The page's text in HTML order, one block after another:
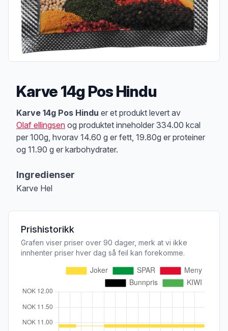
Karve 14g Pos Hindu
Produktbeskrivelse
Karve 14g Pos Hindu er et produkt levert av
Olaf ellingsen og produktet inneholder 334.00 kcal
per 100g, hvorav 14.60 g er fett, 19.80g er proteiner
og 11.90 g er karbohydrater.
Ingredienser
Karve Hel
Prishistorikk
Grafen viser priser over 90 dager, merk at vi ikke
innhenter priser hver dag så feil kan forekomme.